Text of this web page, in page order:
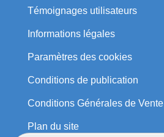
Témoignages utilisateurs
Informations légales
Paramètres des cookies
Conditions de publication
Conditions Générales de Vente
Plan du site